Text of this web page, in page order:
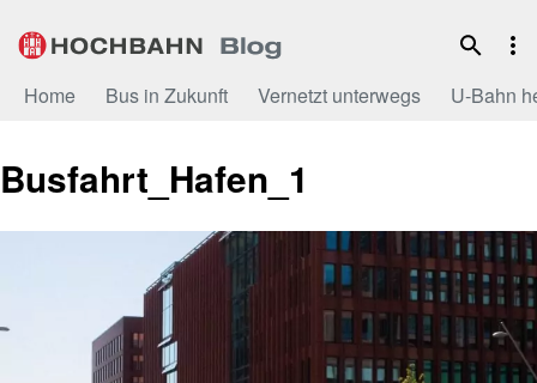
Inhalt
Home Bus in Zukunft Vernetzt unterwegs U-Bahn
Busfahrt_Hafen_1